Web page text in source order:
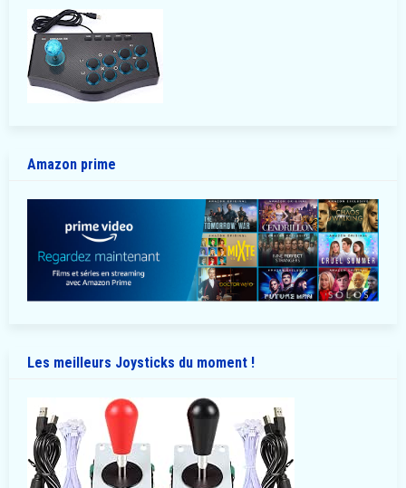
Amazon prime
Les meilleurs Joysticks du moment !